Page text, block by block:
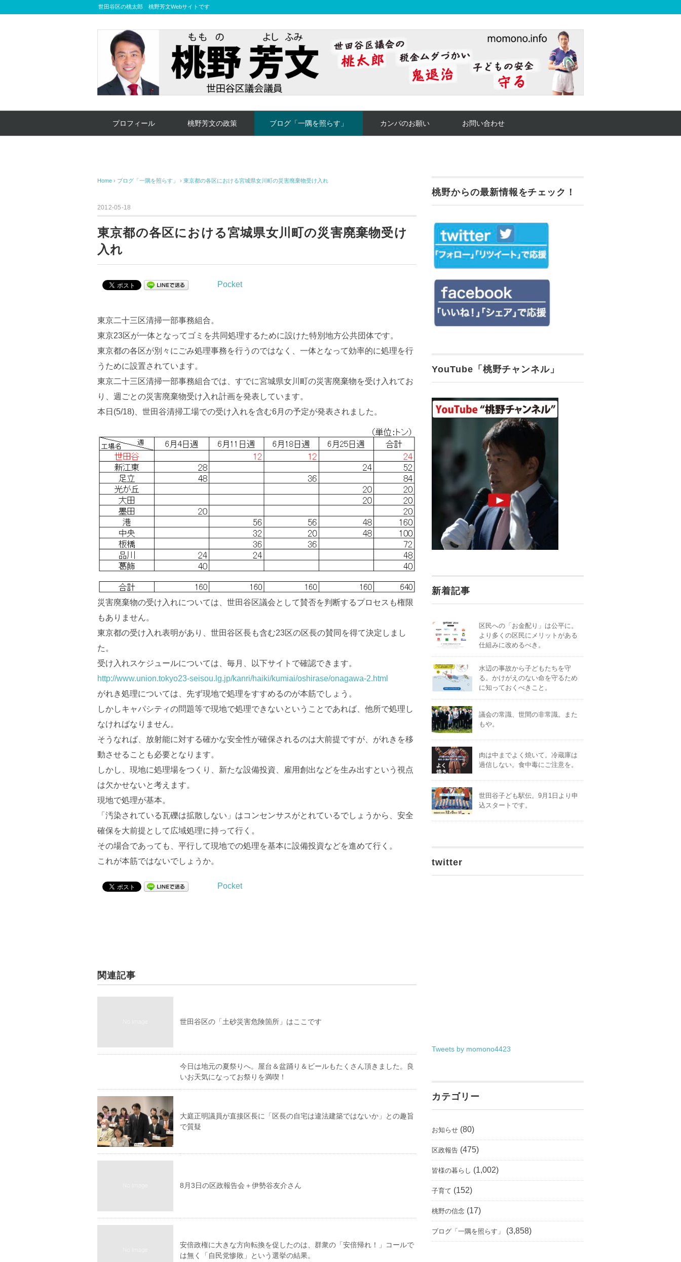
世田谷区の桃太郎 桃野芳文Webサイトです
プロフィール 桃野芳文の政策 ブログ「一隅を照らす」 カンパのお願い お問い合わせ
Home › ブログ「一隅を照らす」 › 東京都の各区における宮城県女川町の災害廃棄物受け入れ
2012-05-18
東京都の各区における宮城県女川町の災害廃棄物受け
入れ
Pocket
東京二十三区清掃一部事務組合。
東京23区が一体となってゴミを共同処理するために設けた特別地方公共団体です。
東京都の各区が別々にごみ処理事務を行うのではなく、一体となって効率的に処理を行
うために設置されています。
東京二十三区清掃一部事務組合では、すでに宮城県女川町の災害廃棄物を受け入れてお
り、週ごとの災害廃棄物受け入れ計画を発表しています。
本日(5/18)、世田谷清掃工場での受け入れを含む6月の予定が発表されました。
災害廃棄物の受け入れについては、世田谷区議会として賛否を判断するプロセスも権限
もありません。
東京都の受け入れ表明があり、世田谷区長も含む23区の区長の賛同を得て決定しまし
た。
受け入れスケジュールについては、毎月、以下サイトで確認できます。
http://www.union.tokyo23-seisou.lg.jp/kanri/haiki/kumiai/oshirase/onagawa-2.html
がれき処理については、先ず現地で処理をすすめるのが本筋でしょう。
しかしキャパシティの問題等で現地で処理できないということであれば、他所で処理し
なければなりません。
そうなれば、放射能に対する確かな安全性が確保されるのは大前提ですが、がれきを移
動させることも必要となります。
しかし、現地に処理場をつくり、新たな設備投資、雇用創出などを生み出すという視点
は欠かせないと考えます。
現地で処理が基本。
「汚染されている瓦礫は拡散しない」はコンセンサスがとれているでしょうから、安全
確保を大前提として広域処理に持って行く。
その場合であっても、平行して現地での処理を基本に設備投資などを進めて行く。
これが本筋ではないでしょうか。
Pocket
関連記事
世田谷区の「土砂災害危険箇所」はここです
今日は地元の夏祭りへ。屋台＆盆踊り＆ビールもたくさん頂きました。良
いお天気になってお祭りを満喫！
大庭正明議員が直接区長に「区長の自宅は違法建築ではないか」との趣旨
で質疑
8月3日の区政報告会＋伊勢谷友介さん
安倍政権に大きな方向転換を促したのは、群衆の「安倍帰れ！」コールで
は無く「自民党惨敗」という選挙の結果。
桃野からの最新情報をチェック！
YouTube「桃野チャンネル」
新着記事
区民への「お金配り」は公平に。
より多くの区民にメリットがある
仕組みに改めるべき。
水辺の事故から子どもたちを守
る。かけがえのない命を守るため
に知っておくべきこと。
議会の常識、世間の非常識。また
もや。
肉は中までよく焼いて。冷蔵庫は
過信しない。食中毒にご注意を。
世田谷子ども駅伝。9月1日より申
込スタートです。
twitter
Tweets by momono4423
カテゴリー
お知らせ (80)
区政報告 (475)
皆様の暮らし (1,002)
子育て (152)
桃野の信念 (17)
ブログ「一隅を照らす」 (3,858)